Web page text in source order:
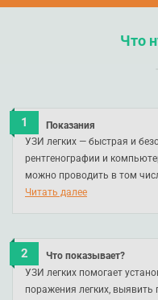
Что
Показания
УЗИ легких — быстрая и
рентгенографии и
можно проводить в том
или тем, кому КТ и
Читать далее
Что показывает?
УЗИ легких помогает
поражения легких,